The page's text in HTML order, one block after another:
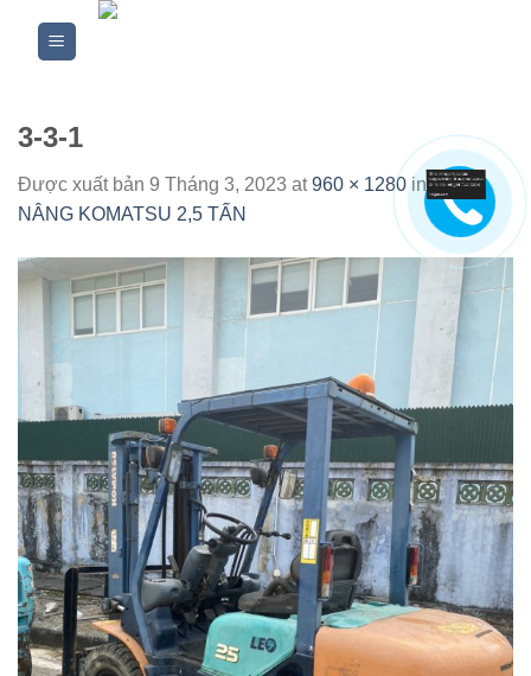
3-3-1
Được xuất bản 9 Tháng 3, 2023 at960 × 1280inXE
NÂNG KOMATSU 2,5 TẤN